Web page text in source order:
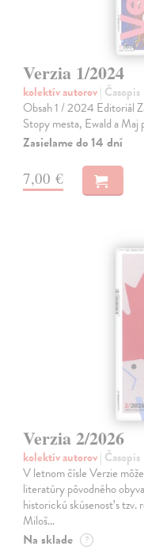
Verzia 1/2024
kolektív autorov| Časopis
Obsah 1 / 2024 Editoriál
Stopy mesta, Ewald a
Zasielame do 14 dní
7,00 €
Verzia 2/2026
kolektív autorov| Časopis
V letnom čísle Verzie
literatúry pôvodného
historickú skúsenosť s tzv.
Miloš…
Na sklade ?